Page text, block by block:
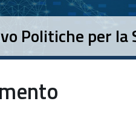
Politiche per la